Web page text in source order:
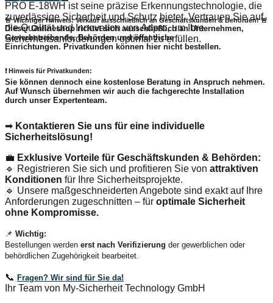
PRO E-18WH ist seine präzise Erkennungstechnologie, die
zuverlässige Sicherheit und Schutz bietet. Vertrauen Sie auf
die Qualität und Innovation von Adpro, um Ihre
Sicherheitsanforderungen optimal zu erfüllen.
🚨 Wichtiger Hinweis: Verkauf ausschließlich an Geschäftskunden & Behörden! 🚨
Dieser Onlineshop richtet sich ausschließlichan Unternehmen,
Gewerbetreibende, Behörden und öffentliche
Einrichtungen. Privatkunden können hier nicht bestellen.
❗Hinweis für Privatkunden:
Sie können dennoch eine kostenlose Beratung in Anspruch nehmen.
Auf Wunsch übernehmen wir auch die fachgerechte Installation
durch unser Expertenteam.
➡ Kontaktieren Sie uns für eine individuelle
Sicherheitslösung!
💼 Exklusive Vorteile für Geschäftskunden & Behörden:
🔹 Registrieren Sie sich und profitieren Sie von attraktiven
Konditionen für Ihre Sicherheitsprojekte.
🔹 Unsere maßgeschneiderten Angebote sind exakt auf Ihre
Anforderungen zugeschnitten – für optimale Sicherheit
ohne Kompromisse.
📌 Wichtig:
Bestellungen werden erst nach Verifizierung der gewerblichen oder
behördlichen Zugehörigkeit bearbeitet.
📞 Fragen? Wir sind für Sie da!
Ihr Team von My-Sicherheit Technology GmbH